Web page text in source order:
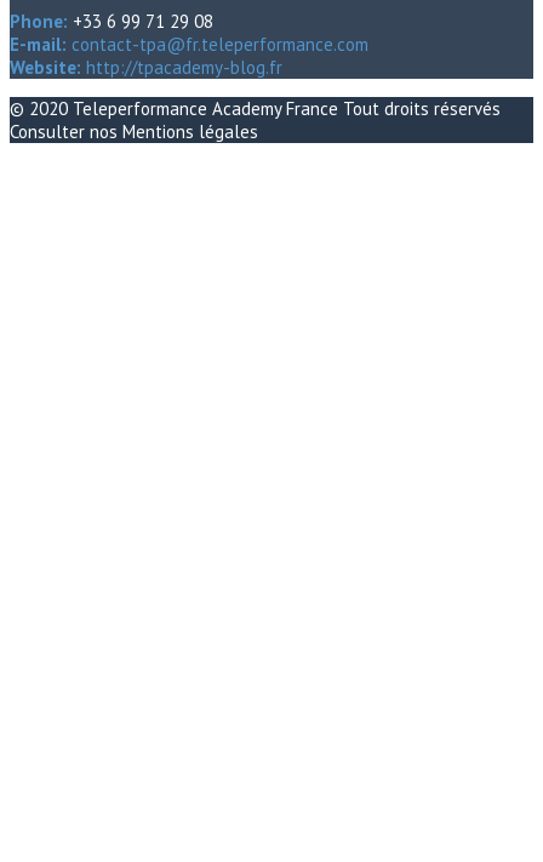
Phone: +33 6 99 71 29 08
E-mail: contact-tpa@fr.teleperformance.com
Website: http://tpacademy-blog.fr
© 2020 Teleperformance Academy France Tout droits réservés
Consulter nos Mentions légales